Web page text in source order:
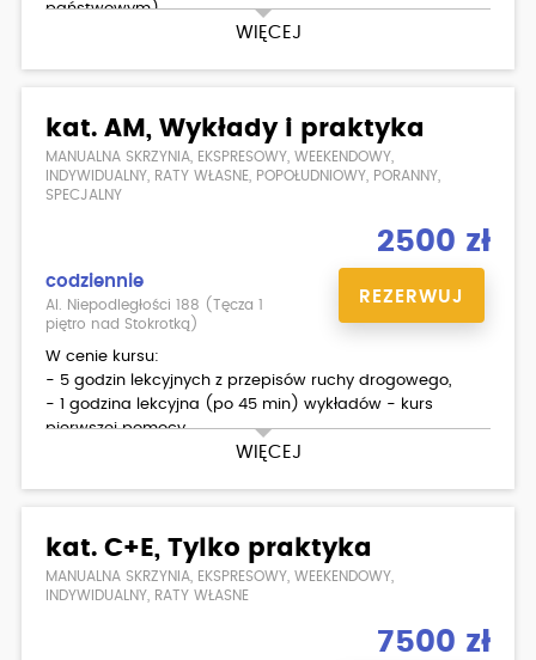
WIĘCEJ
państwowym)
- egzamin wewnętrzny praktyka
kat. AM, Wykłady i praktyka
MANUALNA SKRZYNIA, EKSPRESOWY, WEEKENDOWY,
INDYWIDUALNY, RATY WŁASNE, POPOŁUDNIOWY, PORANNY,
SPECJALNY
2500 zł
codziennie
Al. Niepodległości 188 (Tęcza 1
piętro nad Stokrotką)
REZERWUJ
WIĘCEJ
W cenie kursu:
- 5 godzin lekcyjnych z przepisów ruchy drogowego,
- 1 godzina lekcyjna (po 45 min) wykładów - kurs
pierwszej pomocy,
- 5 godzin (po 60 min) jazd (ROMET ZK50),
Dodatkowo płatne:
- podstawienie motoru na egzamin państwowy,
skorzystanie z placu manewrowego w WORD
kat. C+E, Tylko praktyka
MANUALNA SKRZYNIA, EKSPRESOWY, WEEKENDOWY,
INDYWIDUALNY, RATY WŁASNE
7500 zł